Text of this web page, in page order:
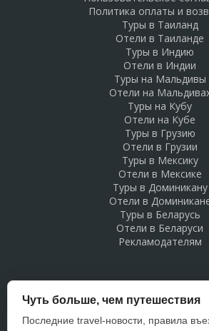
Политика оплаты и
Туры в Таиланд
Отели в Таиланде
Туры в Индию
Отели в Индии
Туры на Мальдивы
Отели на
Туры на Кубу
Отели на Кубе
Туры в Грузию
Отели в Грузии
Туры в Мексику
Отели в Мексике
Туры в Доминикану
Отели в
Туры в Беларусь
Отели в Беларуси
Рекламодателям
Чуть больше, чем путешествия
Последние travel-новости, правила